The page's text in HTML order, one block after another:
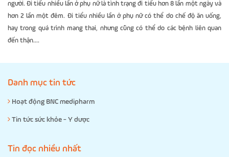
người. Đi tiểu nhiều lần ở phụ nữ là tình trạng đi tiểu hơn 8 lần một ngày và
hơn 2 lần một đêm. Đi tiểu nhiều lần ở phụ nữ có thể do chế độ ăn uống,
hay trong quá trình mang thai, nhưng cũng có thể do các bệnh liên quan
đến thận....
Danh mục tin tức
Hoạt động BNC medipharm
Tin tức sức khỏe - Y dược
Tin đọc nhiều nhất